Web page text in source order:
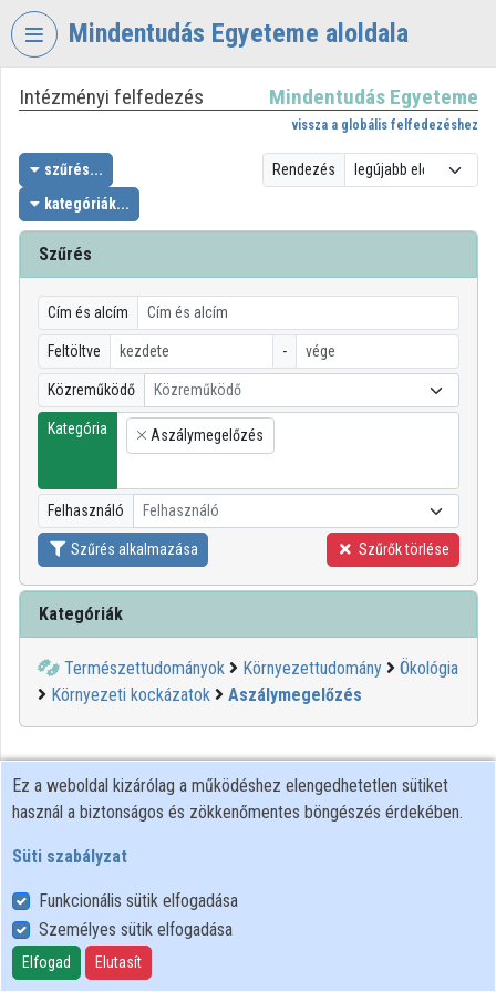
Fejléc kihagyása
Mindentudás Egyeteme aloldala
VIDEOTORIUM
MINDENTUDÁS
EGYETEME
Intézményi kezdőlap
Bejelentkezés
Intézményi felfedezés
Kategóriák
Intézményi listák
Közreműködők
Intézményi felfedezés Mindentudás Egyeteme
vissza a globális felfedezéshez
szűrés...
kategóriák...
Rendezés
Szűrés
Cím és alcím
Feltöltve -
Közreműködő Közreműködő
Kategória
×
Aszálymegelőzés
Felhasználó Felhasználó
Szűrés alkalmazása Szűrők törlése
Kategóriák
Természettudományok Környezettudomány
Ökológia
Környezeti kockázatok
Aszálymegelőzés
Felhasználói szabályzat
Adatkezelési tájékoztató
Süti szabályzat
Ez a weboldal kizárólag a működéshez elengedhetetlen sütiket
használ a biztonságos és zökkenőmentes böngészés érdekében.
Süti szabályzat
Funkcionális sütik elfogadása
Személyes sütik elfogadása
Elfogad Elutasít